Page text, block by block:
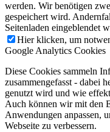
werden. Wir benötigen
gespeichert wird.
Seitenladen eingeblendet
Hier klicken, um
Google Analytics Cookies
Diese Cookies sammeln
zusammengefasst - dabei
genutzt wird und wie
Auch können wir mit den
Anwendungen anpassen,
Webseite zu verbessern.